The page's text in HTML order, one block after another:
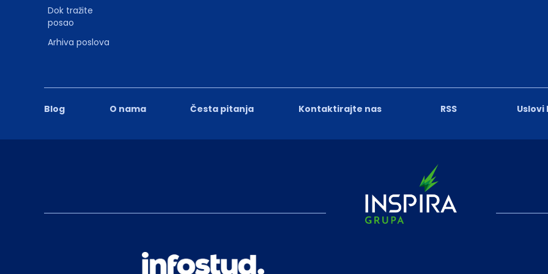
Blog O nama Česta pitanja Kontaktirajte nas RSS
Dok tražite
posao
Arhiva poslova